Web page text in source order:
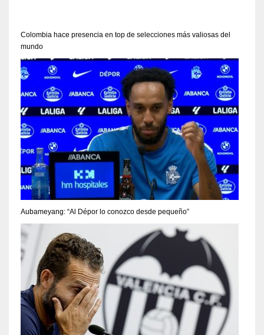
Colombia hace presencia en top de selecciones más valiosas del
mundo
Aubameyang: “Al Dépor lo conozco desde pequeño”